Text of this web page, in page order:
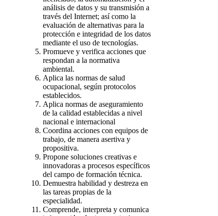
análisis de datos y su transmisión a
través del Internet; así como la
evaluación de alternativas para la
protección e integridad de los datos
mediante el uso de tecnologías.
Promueve y verifica acciones que
respondan a la normativa
ambiental.
Aplica las normas de salud
ocupacional, según protocolos
establecidos.
Aplica normas de aseguramiento
de la calidad establecidas a nivel
nacional e internacional
Coordina acciones con equipos de
trabajo, de manera asertiva y
propositiva.
Propone soluciones creativas e
innovadoras a procesos específicos
del campo de formación técnica.
Demuestra habilidad y destreza en
las tareas propias de la
especialidad.
Comprende, interpreta y comunica